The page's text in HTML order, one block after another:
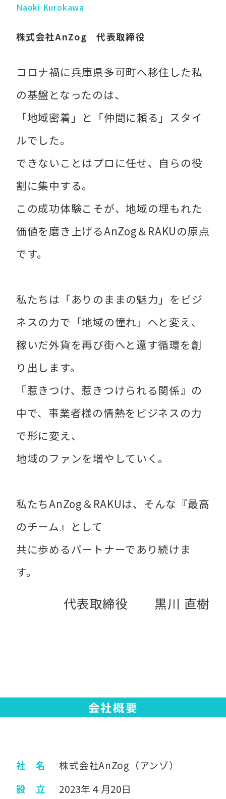
Naoki Kurokawa
株式会社AnZog 代表取締役
コロナ禍に兵庫県多可町へ移住した私
の基盤となったのは、
「地域密着」と「仲間に頼る」スタイ
ルでした。
できないことはプロに任せ、自らの役
割に集中する。
この成功体験こそが、地域の埋もれた
価値を磨き上げるAnZog＆RAKUの原点
です。
私たちは「ありのままの魅力」をビジ
ネスの力で「地域の憧れ」へと変え、
稼いだ外貨を再び街へと還す循環を創
り出します。
『惹きつけ、惹きつけられる関係』の
中で、事業者様の情熱をビジネスの力
で形に変え、
地域のファンを増やしていく。
私たちAnZog＆RAKUは、そんな『最高
のチーム』として
共に歩めるパートナーであり続けま
す。
代表取締役 黒川 直樹
会社概要
社 名
株式会社AnZog（アンゾ）
設 立
2023年４月20日